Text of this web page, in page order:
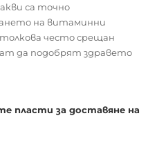
са точно
на витаминни
често срещан
да подобрят здравето
пласти за доставяне на